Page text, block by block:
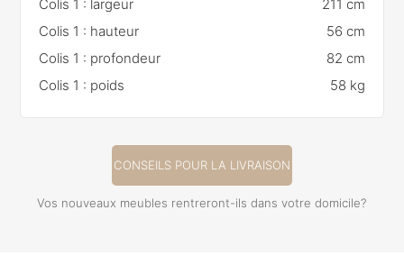
Colis 1 : largeur
211 cm
Colis 1 : hauteur
56 cm
Colis 1 : profondeur
82 cm
Colis 1 : poids
58 kg
CONSEILS POUR LA LIVRAISON
Vos nouveaux meubles rentreront-ils dans votre domicile?